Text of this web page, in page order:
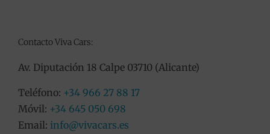
Contacto Viva Cars:
Av. Diputación 18 Calpe 03710 (Alicante)
Teléfono: +34 966 27 88 17
Móvil: +34 645 050 698
Email: info@vivacars.es